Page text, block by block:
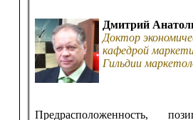
Дмитрий
Доктор
кафедрой
Гильдии
Предрасположенность,